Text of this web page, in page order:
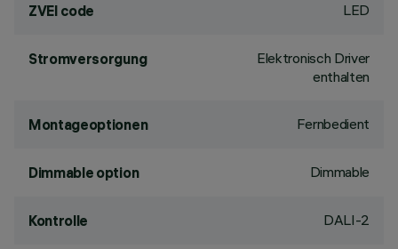
ZVEI code LED
Stromversorgung
Elektronisch Driver
enthalten
Montageoptionen Fernbedient
Dimmable option Dimmable
Kontrolle DALI-2